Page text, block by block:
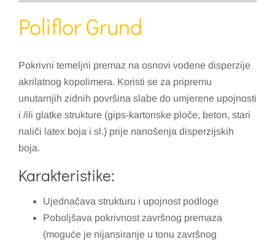
Poliflor Grund
Pokrivni temeljni premaz na osnovi vodene disperzije
akrilatnog kopolimera. Koristi se za pripremu
unutarnjih zidnih površina slabe do umjerene upojnosti
i /ili glatke strukture (gips-kartonske ploče, beton, stari
naliči latex boja i sl.) prije nanošenja disperzijskih
boja.
Karakteristike:
Ujednačava strukturu i upojnost podloge
Poboljšava pokrivnost završnog premaza
(moguće je nijansiranje u tonu završnog